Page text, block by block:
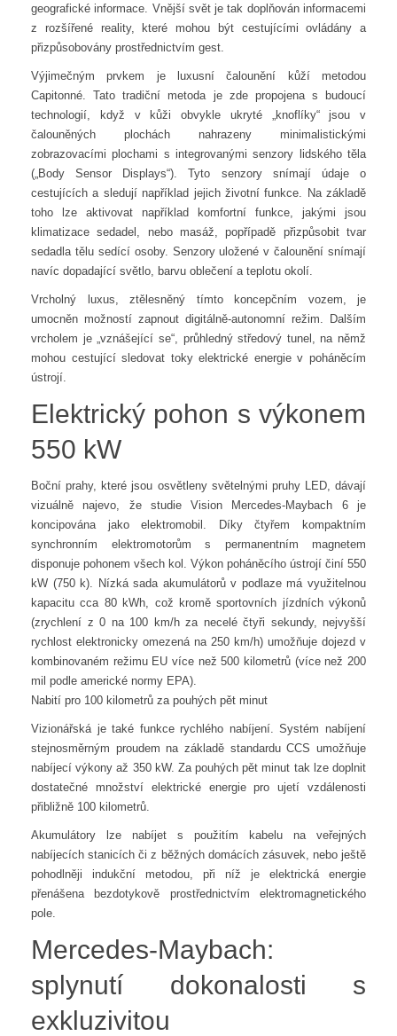
geografické informace. Vnější svět je tak doplňován informacemi
z rozšířené reality, které mohou být cestujícími ovládány a
přizpůsobovány prostřednictvím gest.
Výjimečným prvkem je luxusní čalounění kůží metodou
Capitonné. Tato tradiční metoda je zde propojena s budoucí
technologií, když v kůži obvykle ukryté „knoflíky“ jsou v
čalouněných plochách nahrazeny minimalistickými
zobrazovacími plochami s integrovanými senzory lidského těla
(„Body Sensor Displays“). Tyto senzory snímají údaje o
cestujících a sledují například jejich životní funkce. Na základě
toho lze aktivovat například komfortní funkce, jakými jsou
klimatizace sedadel, nebo masáž, popřípadě přizpůsobit tvar
sedadla tělu sedící osoby. Senzory uložené v čalounění snímají
navíc dopadající světlo, barvu oblečení a teplotu okolí.
Vrcholný luxus, ztělesněný tímto koncepčním vozem, je
umocněn možností zapnout digitálně-autonomní režim. Dalším
vrcholem je „vznášející se“, průhledný středový tunel, na němž
mohou cestující sledovat toky elektrické energie v poháněcím
ústrojí.
Elektrický pohon s výkonem
550 kW
Boční prahy, které jsou osvětleny světelnými pruhy LED, dávají
vizuálně najevo, že studie Vision Mercedes-Maybach 6 je
koncipována jako elektromobil. Díky čtyřem kompaktním
synchronním elektromotorům s permanentním magnetem
disponuje pohonem všech kol. Výkon poháněcího ústrojí činí 550
kW (750 k). Nízká sada akumulátorů v podlaze má využitelnou
kapacitu cca 80 kWh, což kromě sportovních jízdních výkonů
(zrychlení z 0 na 100 km/h za necelé čtyři sekundy, nejvyšší
rychlost elektronicky omezená na 250 km/h) umožňuje dojezd v
kombinovaném režimu EU více než 500 kilometrů (více než 200
mil podle americké normy EPA).
Nabití pro 100 kilometrů za pouhých pět minut
Vizionářská je také funkce rychlého nabíjení. Systém nabíjení
stejnosměrným proudem na základě standardu CCS umožňuje
nabíjecí výkony až 350 kW. Za pouhých pět minut tak lze doplnit
dostatečné množství elektrické energie pro ujetí vzdálenosti
přibližně 100 kilometrů.
Akumulátory lze nabíjet s použitím kabelu na veřejných
nabíjecích stanicích či z běžných domácích zásuvek, nebo ještě
pohodlněji indukční metodou, při níž je elektrická energie
přenášena bezdotykově prostřednictvím elektromagnetického
pole.
Mercedes-Maybach:
splynutí dokonalosti s
exkluzivitou